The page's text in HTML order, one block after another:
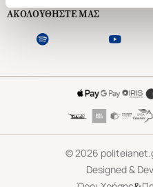
ΑΚΟΛΟΥΘΗΣΤΕ ΜΑΣ
©2026
Designed &